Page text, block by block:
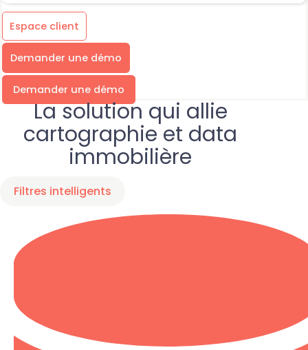
Espace client
Demander une démo
Demander une démo
La solution qui allie
cartographie et data
immobilière
Filtres intelligents